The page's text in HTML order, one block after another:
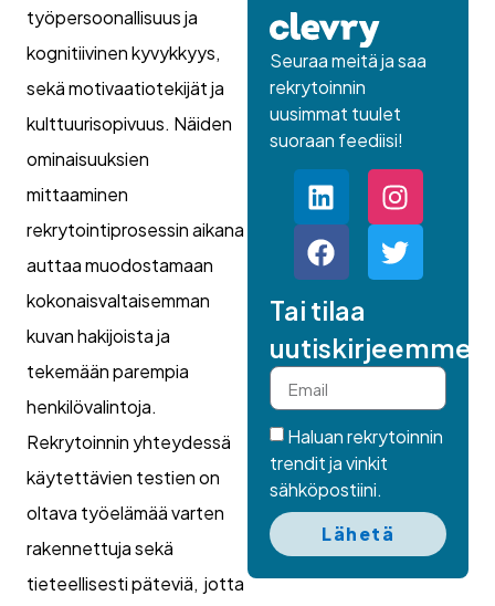
työpersoonallisuus ja
kognitiivinen kyvykkyys,
sekä motivaatiotekijät ja
kulttuurisopivuus. Näiden
ominaisuuksien
mittaaminen
rekrytointiprosessin aikana
auttaa muodostamaan
kokonaisvaltaisemman
kuvan hakijoista ja
tekemään parempia
henkilövalintoja.
Rekrytoinnin yhteydessä
käytettävien testien on
oltava työelämää varten
rakennettuja sekä
tieteellisesti päteviä, jotta
Seuraa meitä ja saa
rekrytoinnin
uusimmat tuulet
suoraan feediisi!
Tai tilaa
uutiskirjeemme.
Haluan rekrytoinnin
trendit ja vinkit
sähköpostiini.
Lähetä